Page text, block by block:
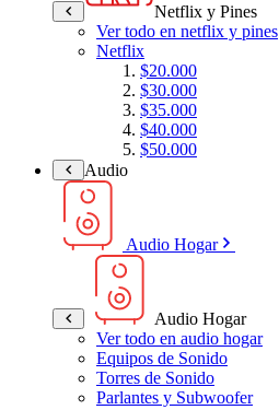
Netflix y Pines
Ver todo en netflix y pines
Netflix
$20.000
$30.000
$35.000
$40.000
$50.000
Audio
Audio Hogar
Audio Hogar
Ver todo en audio hogar
Equipos de Sonido
Torres de Sonido
Parlantes y Subwoofer